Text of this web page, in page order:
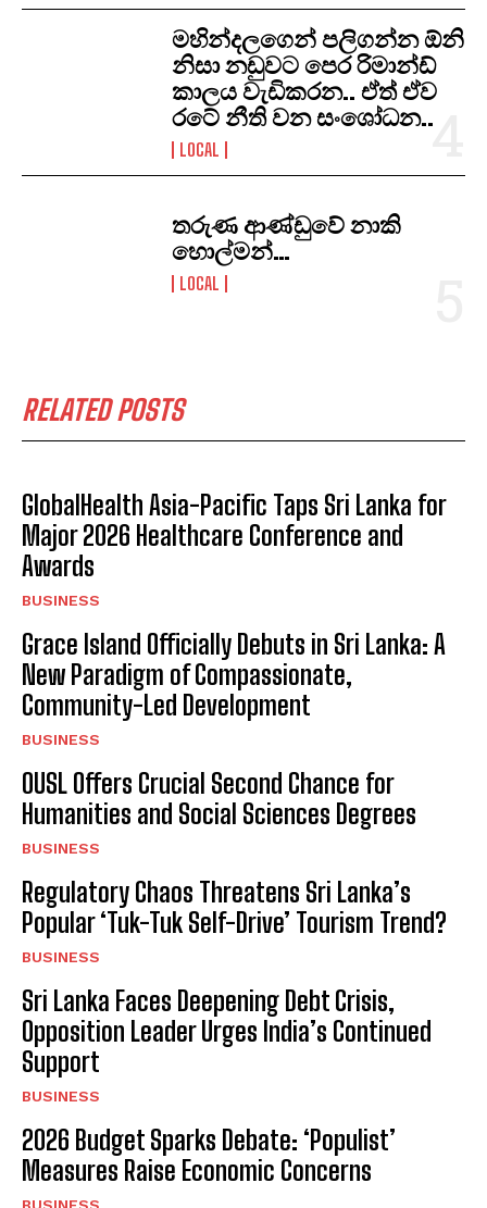
මහින්දලගෙන් පලිගන්න ඕනි
නිසා නඩුවට පෙර රිමාන්ඩ්
කාලය වැඩිකරන.. ඒත් ඒව
රටේ නීති වන සංශෝධන..
LOCAL
තරුණ ආණ්ඩුවේ නාකි
හොල්මන්…
LOCAL
RELATED POSTS
GlobalHealth Asia-Pacific Taps Sri Lanka for
Major 2026 Healthcare Conference and
Awards
BUSINESS
Grace Island Officially Debuts in Sri Lanka: A
New Paradigm of Compassionate,
Community-Led Development
BUSINESS
OUSL Offers Crucial Second Chance for
Humanities and Social Sciences Degrees
BUSINESS
Regulatory Chaos Threatens Sri Lanka’s
Popular ‘Tuk-Tuk Self-Drive’ Tourism Trend?
BUSINESS
Sri Lanka Faces Deepening Debt Crisis,
Opposition Leader Urges India’s Continued
Support
BUSINESS
2026 Budget Sparks Debate: ‘Populist’
Measures Raise Economic Concerns